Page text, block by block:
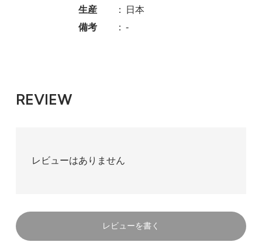
生産
：
日本
備考
： -
REVIEW
レビューはありません
レビューを書く